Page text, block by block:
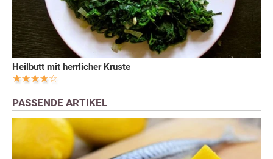
Heilbutt mit herrlicher Kruste
PASSENDE ARTIKEL